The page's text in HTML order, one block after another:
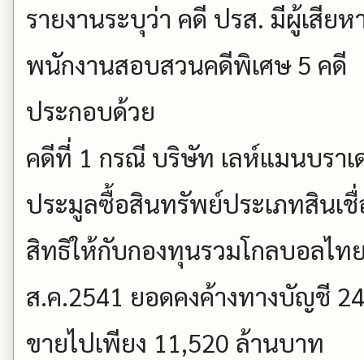
รายงานระบุว่า คดี ปรส. มีผู้เสีย
พนักงานสอบสวนคดีพิเศษ 5 คดี
ประกอบด้วย
คดีที่ 1 กรณี บริษัท เลห์แมนบราเ
ประมูลซื้อสินทรัพย์ประเภทสินเ
สิทธิให้กับกองทุนรวมโกลบอลไ
ส.ค.2541 ยอดคงค้างทางบัญชี
ขายไปเพียง 11,520 ล้านบาท